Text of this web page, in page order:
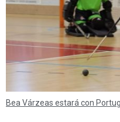
Bea Várzeas estará con